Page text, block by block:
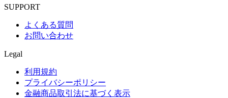
SUPPORT
よくある質問
お問い合わせ
Legal
利用規約
プライバシーポリシー
金融商品取引法に基づく表示